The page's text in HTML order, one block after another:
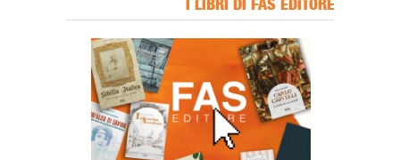
I LIBRI DI FAS EDITORE